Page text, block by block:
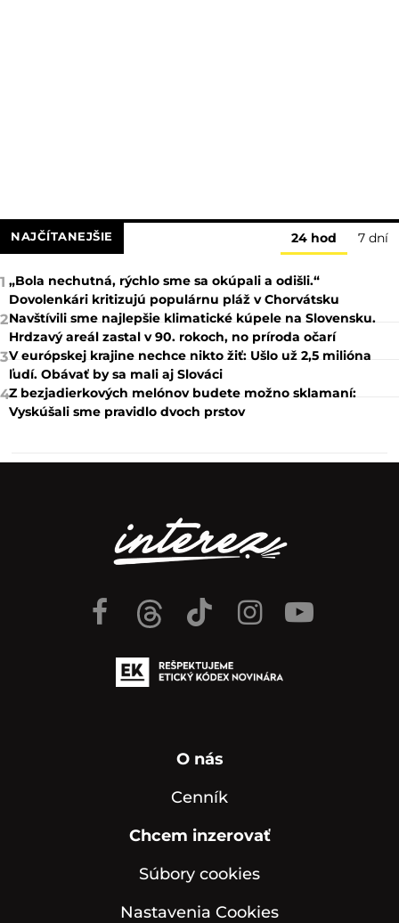
NAJČÍTANEJŠIE 24 hod 7 dní
1 „Bola nechutná, rýchlo sme sa okúpali a odišli.“
Dovolenkári kritizujú populárnu pláž v Chorvátsku
2Navštívili sme najlepšie klimatické kúpele na Slovensku.
Hrdzavý areál zastal v 90. rokoch, no príroda očarí
3V európskej krajine nechce nikto žiť: Ušlo už 2,5 milióna
ľudí. Obávať by sa mali aj Slováci
4Z bezjadierkových melónov budete možno sklamaní:
Vyskúšali sme pravidlo dvoch prstov
O nás
Cenník
Chcem inzerovať
Súbory cookies
Nastavenia Cookies